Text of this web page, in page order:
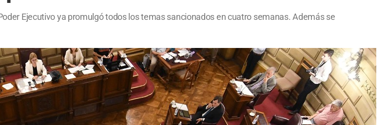
Ejecutivo ya promulgó todos los temas sancionados en cuatro semanas. Además se